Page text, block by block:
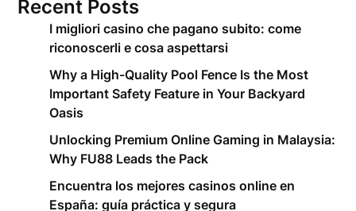
Recent Posts
I migliori casino che pagano subito: come
riconoscerli e cosa aspettarsi
Why a High-Quality Pool Fence Is the Most
Important Safety Feature in Your Backyard
Oasis
Unlocking Premium Online Gaming in Malaysia:
Why FU88 Leads the Pack
Encuentra los mejores casinos online en
España: guía práctica y segura